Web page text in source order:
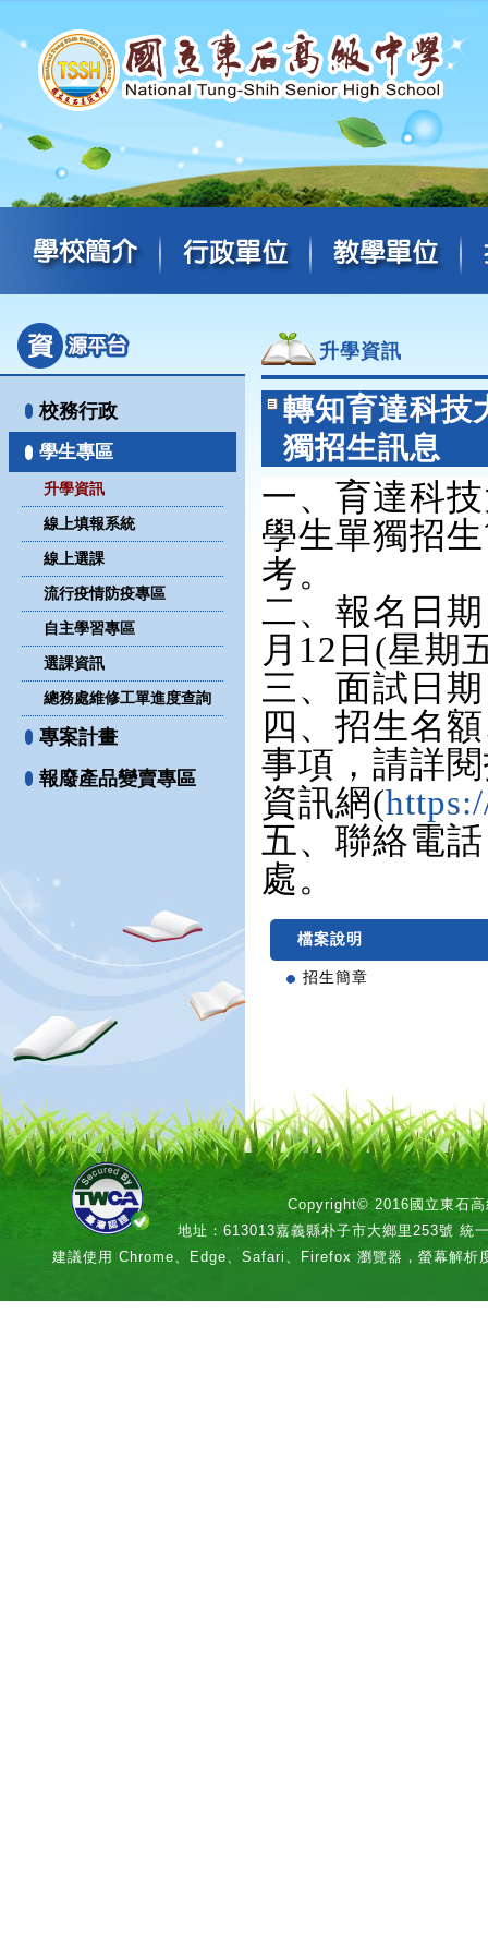
校務行政
學生專區
升學資訊
線上填報系統
線上選課
流行疫情防疫專區
自主學習專區
選課資訊
總務處維修工單進度查詢
專案計畫
報廢產品變賣專區
升學資訊
轉知育達科技
獨招生訊息
一、育達科
學生單獨招
考。
二、報名日
月12日(星期
三、面試日
四、招生名
事項，請詳
資訊網(
五、聯絡電
處。
檔案說明
招生簡章
Copyright© 2016國立東石高
地址：613013嘉義縣朴子市大鄉里253號 統
建議使用 Chrome、Edge、Safari、Firefox 瀏覽器，螢幕解